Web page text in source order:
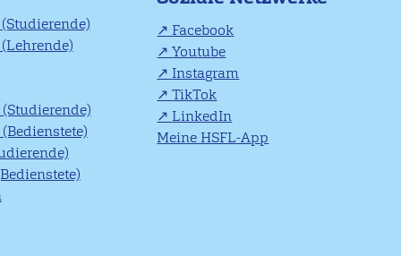
Facebook
Youtube
Instagram
TikTok
LinkedIn
Meine HSFL-App